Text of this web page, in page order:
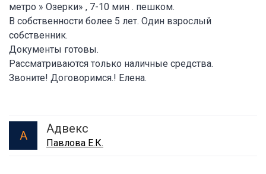
метро » Озерки» , 7-10 мин . пешком.
В собственности более 5 лет. Один взрослый
собственник.
Документы готовы.
Рассматриваются только наличные средства.
Звоните! Договоримся.! Елена.
А Адвекс
Павлова Е.К.